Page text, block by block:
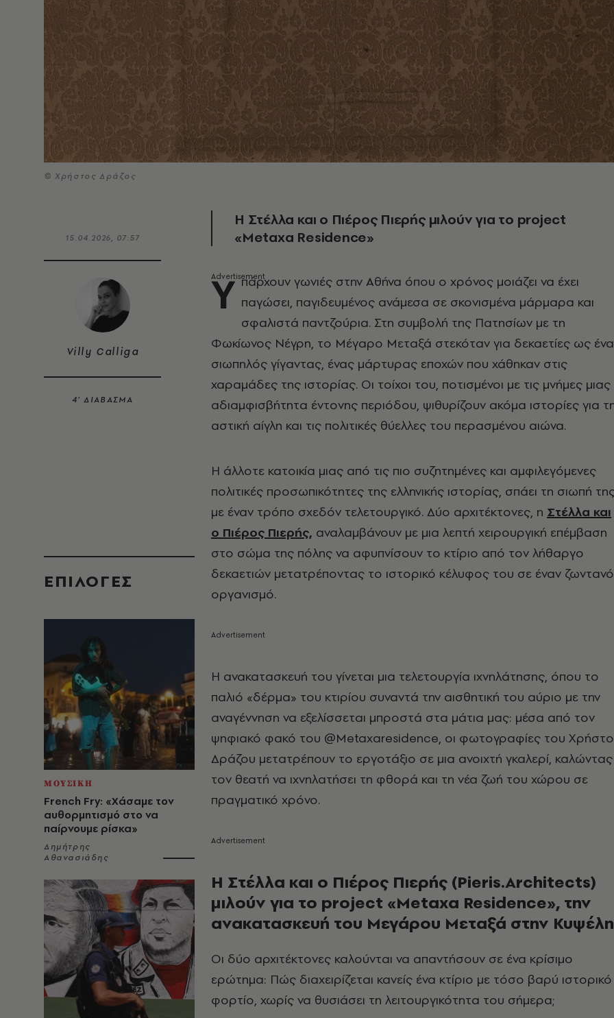
© Χρήστος Δράζος
15.04.2026, 07:57
Villy Calliga
4’ ΔΙΑΒΑΣΜΑ
EΠΙΛΟΓΈΣ
ΜΟΥΣΙΚΗ
French Fry: «Χάσαμε τον
αυθορμητισμό στο να
παίρνουμε ρίσκα»
Δημήτρης
Αθανασιάδης
Η Στέλλα και ο Πιέρος Πιερής μιλούν για το project
«Metaxa Residence»
Υ πάρχουν γωνιές στην Αθήνα όπου ο χρόνος μοιάζει να έχει
παγώσει, παγιδευμένος ανάμεσα σε σκονισμένα μάρμαρα και
σφαλιστά παντζούρια. Στη συμβολή της Πατησίων με τη
Φωκίωνος Νέγρη, το Μέγαρο Μεταξά στεκόταν για δεκαετίες ως
σιωπηλός γίγαντας, ένας μάρτυρας εποχών που χάθηκαν στις
χαραμάδες της ιστορίας. Οι τοίχοι του, ποτισμένοι με τις μνήμες μιας
αδιαμφισβήτητα έντονης περιόδου, ψιθυρίζουν ακόμα ιστορίες για
αστική αίγλη και τις πολιτικές θύελλες του περασμένου αιώνα.
Η άλλοτε κατοικία μιας από τις πιο συζητημένες και αμφιλεγόμενες
πολιτικές προσωπικότητες της ελληνικής ιστορίας, σπάει τη σιωπή
με έναν τρόπο σχεδόν τελετουργικό. Δύο αρχιτέκτονες, η Στέλλα και
ο Πιέρος Πιερής, αναλαμβάνουν με μια λεπτή χειρουργική επέμβαση
στο σώμα της πόλης να αφυπνίσουν το κτίριο από τον λήθαργο
δεκαετιών μετατρέποντας το ιστορικό κέλυφος του σε έναν ζωντανό
οργανισμό.
Η ανακατασκευή του γίνεται μια τελετουργία ιχνηλάτησης, όπου το
παλιό «δέρμα» του κτιρίου συναντά την αισθητική του αύριο με την
αναγέννηση να εξελίσσεται μπροστά στα μάτια μας: μέσα από τον
ψηφιακό φακό του @Metaxaresidence, οι φωτογραφίες του
Δράζου μετατρέπουν το εργοτάξιο σε μια ανοιχτή γκαλερί, καλώντας
τον θεατή να ιχνηλατήσει τη φθορά και τη νέα ζωή του χώρου σε
πραγματικό χρόνο.
Η Στέλλα και ο Πιέρος Πιερής (Pieris.Architects)
μιλούν για το project «Metaxa Residence», την
ανακατασκευή του Μεγάρου Μεταξά στην Κυψέλη
Οι δύο αρχιτέκτονες καλούνται να απαντήσουν σε ένα κρίσιμο
ερώτημα: Πώς διαχειρίζεται κανείς ένα κτίριο με τόσο βαρύ ιστορικό
φορτίο, χωρίς να θυσιάσει τη λειτουργικότητα του σήμερα;